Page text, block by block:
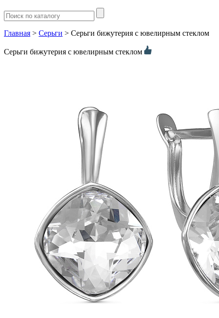
Главная > Серьги > Серьги бижутерия с ювелирным стеклом
Серьги бижутерия с ювелирным стеклом